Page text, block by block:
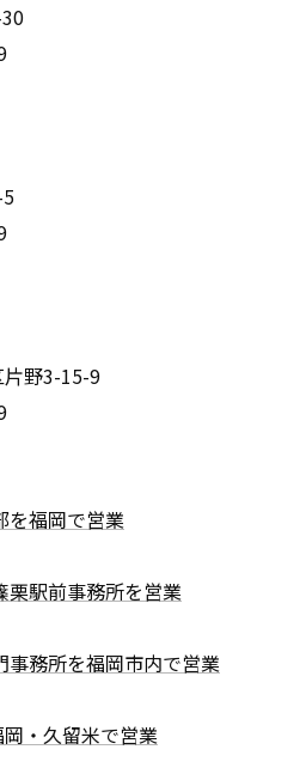
野3-15-9
を福岡で営業
栗駅前事務所を営業
事務所を福岡市内で営業
・久留米で営業